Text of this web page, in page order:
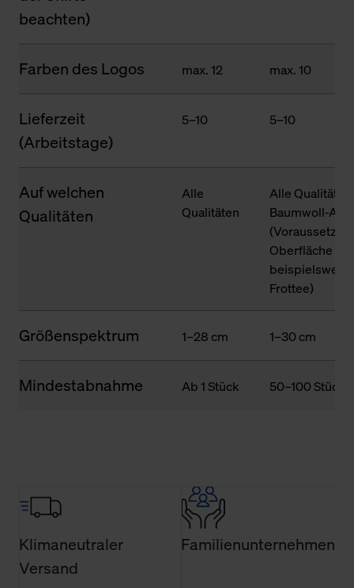
beachten)
Farben des Logos max. 12 max. 10
Lieferzeit
(Arbeitstage)
5–10 5–10
Auf welchen
Qualitäten
Alle
Qualitäten
Alle
Baumwoll-
Oberfläche
Frottee)
Größenspektrum 1–28 cm 1–30 cm
Mindestabnahme Ab 1 Stück 50–100 Stück
Klimaneutraler
Versand
Familienunternehmen